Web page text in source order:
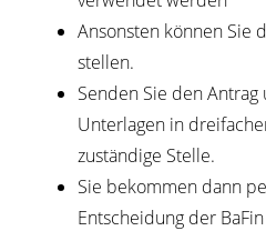
Ansonsten können Sie
stellen.
Senden Sie den
Unterlagen in
zuständige Stelle.
Sie bekommen dann
Entscheidung der BaFin